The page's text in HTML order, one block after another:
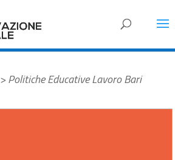
> Politiche Educative Lavoro Bari